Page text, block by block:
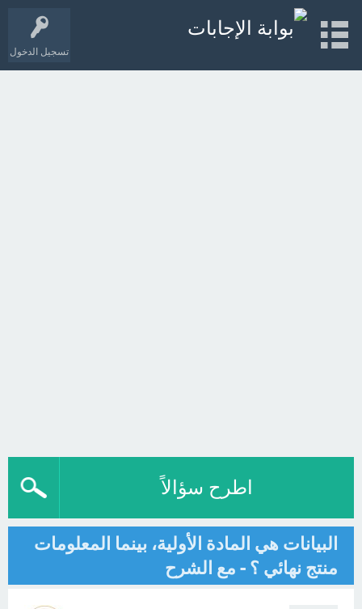
تسجيل الدخول
اطرح سؤالاً
البيانات هي المادة الأولية، بينما المعلومات
منتج نهائي ؟ - مع الشرح